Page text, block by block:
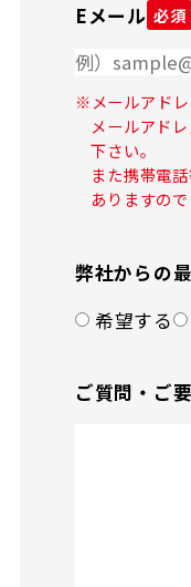
Eメール 必須
※メールアドレ
メールアド
下さい。
また携帯電
ありますの
弊社からの
希望する
ご質問・ご